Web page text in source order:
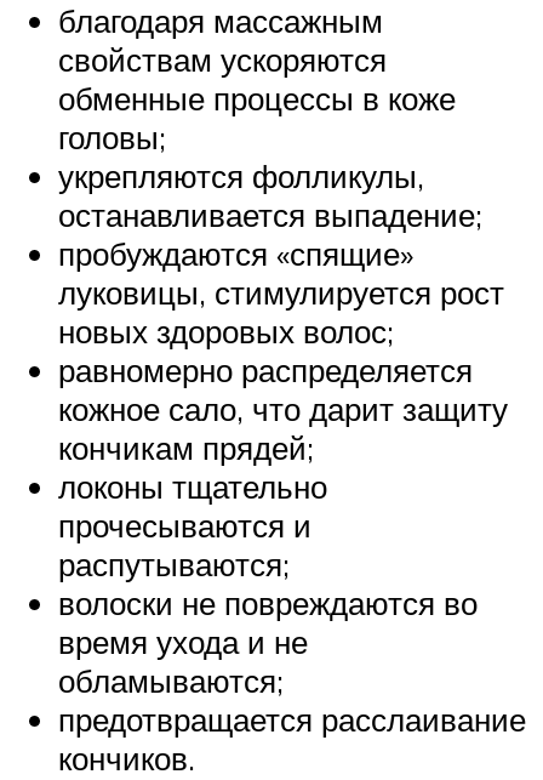
благодаря массажным
свойствам ускоряются
обменные процессы в коже
головы;
укрепляются фолликулы,
останавливается выпадение;
пробуждаются «спящие»
луковицы, стимулируется рост
новых здоровых волос;
равномерно распределяется
кожное сало, что дарит защиту
кончикам прядей;
локоны тщательно
прочесываются и
распутываются;
волоски не повреждаются во
время ухода и не
обламываются;
предотвращается расслаивание
кончиков.